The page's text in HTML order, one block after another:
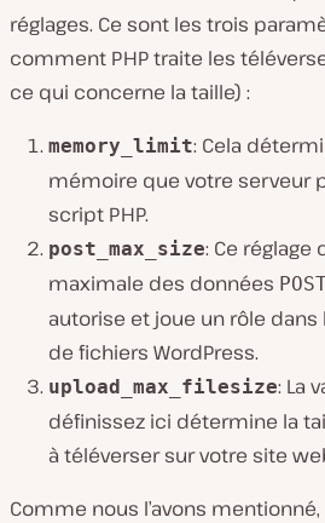
réglages. Ce sont les trois
comment PHP traite les
ce qui concerne la taille) :
memory_limit: Cela
mémoire que votre serveur
script PHP.
post_max_size: Ce réglage
maximale des données
autorise et joue un rôle
de fichiers WordPress.
upload_max_filesize: La
définissez ici détermine la
à téléverser sur votre site
Comme nous l’avons